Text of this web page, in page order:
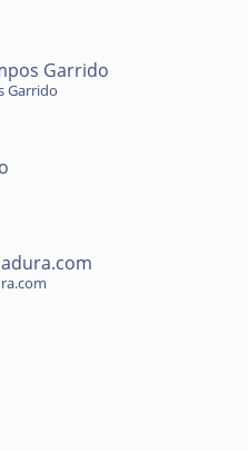
Garrido
Garrido